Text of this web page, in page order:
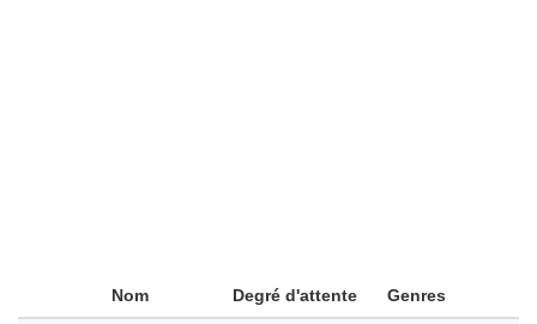
Nom Degré d'attente Genres